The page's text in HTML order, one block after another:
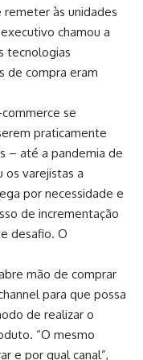
às unidades
chamou a
tecnologias
de compra eram
se
praticamente
– até a pandemia de
os varejistas a
por necessidade e
de incrementação
desafio. O
mão de comprar
para que possa
de realizar o
“O mesmo
e por qual canal”,